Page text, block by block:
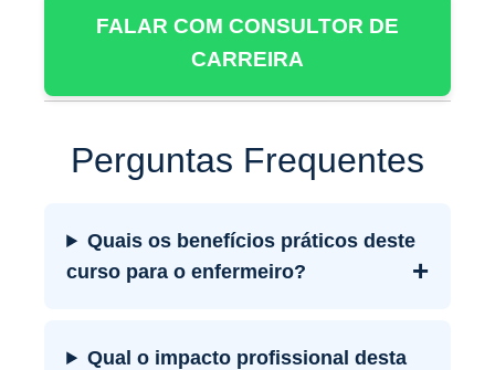
FALAR COM CONSULTOR DE
CARREIRA
Perguntas Frequentes
Quais os benefícios práticos deste
curso para o enfermeiro?
+
Qual o impacto profissional desta